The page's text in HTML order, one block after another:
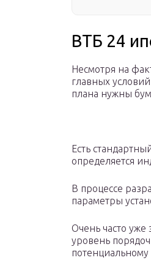
ВТБ 24
Несмотря на
главных
плана нужны
Есть
определяется
В процессе
параметры
Очень часто
уровень